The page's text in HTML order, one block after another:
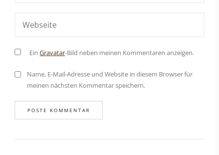
Ein Gravatar-Bild neben meinen Kommentaren anzeigen.
Name, E-Mail-Adresse und Website in diesem Browser für
meinen nächsten Kommentar speichern.